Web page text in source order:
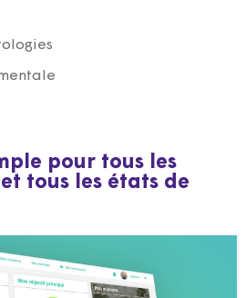
pour tous les
tous les états de